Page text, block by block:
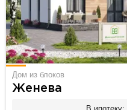
Дом из блоков
Женева